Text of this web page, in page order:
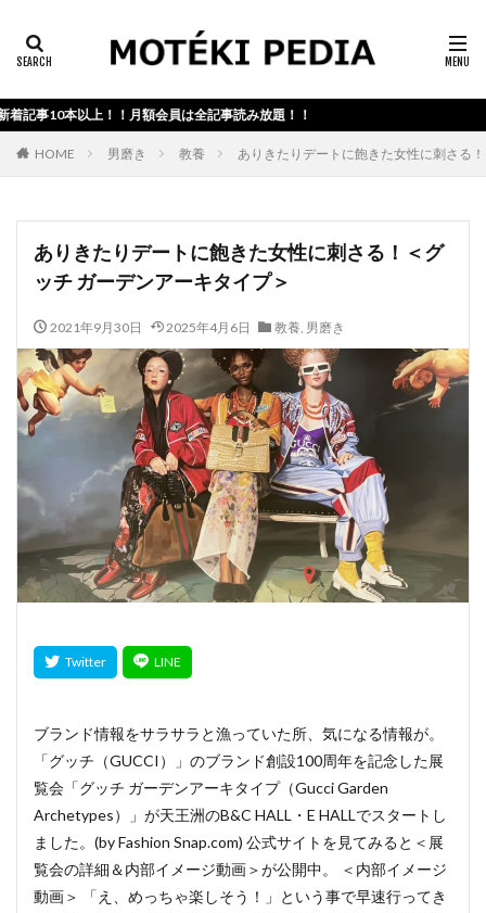
10本以上！！月額会員は全記事読み放題！！
HOME 男磨き 教養 ありきたりデートに飽きた女性に刺さる
ありきたりデートに飽きた女性に刺さる！＜グ
ッチ ガーデンアーキタイプ＞
2021年9月30日 2025年4月6日 教養, 男磨き
ブランド情報をサラサラと漁っていた所、気になる情報が。
「グッチ（GUCCI）」のブランド創設100周年を記念した展
覧会「グッチ ガーデンアーキタイプ（Gucci Garden
Archetypes）」が天王洲のB&C HALL・E HALLでスタートし
ました。(by Fashion Snap.com) 公式サイトを見てみると＜展
覧会の詳細＆内部イメージ動画＞が公開中。 ＜内部イメージ
動画＞ 「え、めっちゃ楽しそう！」という事で早速行ってき